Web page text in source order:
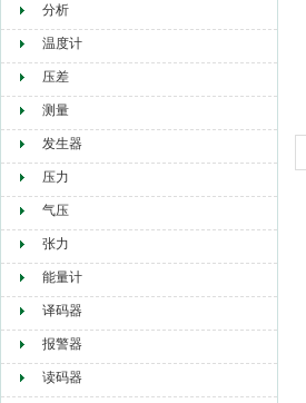
分析
温度计
压差
测量
发生器
压力
气压
张力
能量计
译码器
报警器
读码器